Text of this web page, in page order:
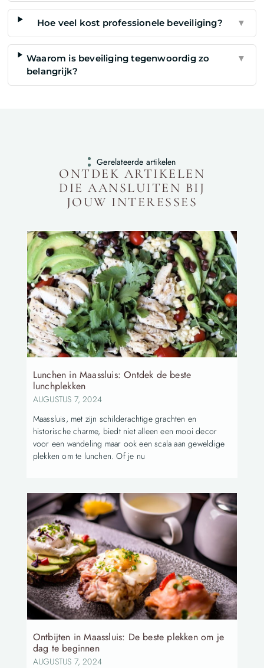
Hoe veel kost professionele beveiliging? ▼
Waarom is beveiliging tegenwoordig zo
belangrijk?
▼
Gerelateerde artikelen
ONTDEK ARTIKELEN
DIE AANSLUITEN BIJ
JOUW INTERESSES
Lunchen in Maassluis: Ontdek de beste
lunchplekken
AUGUSTUS 7, 2024
Maassluis, met zijn schilderachtige grachten en
historische charme, biedt niet alleen een mooi decor
voor een wandeling maar ook een scala aan geweldige
plekken om te lunchen. Of je nu
Ontbijten in Maassluis: De beste plekken om je
dag te beginnen
AUGUSTUS 7, 2024